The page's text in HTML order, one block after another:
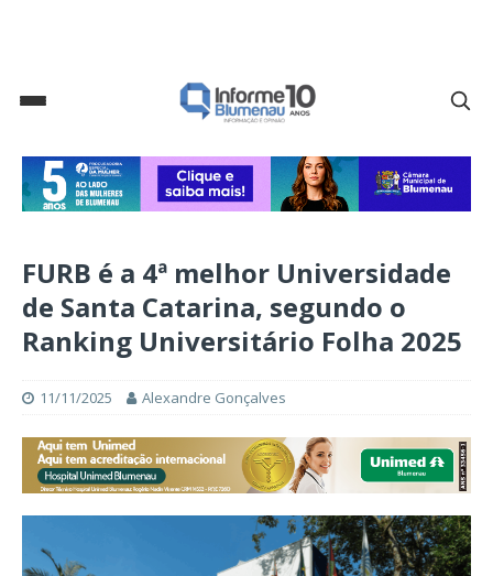
FURB é a 4ª melhor Universidade
de Santa Catarina, segundo o
Ranking Universitário Folha 2025
11/11/2025 Alexandre Gonçalves